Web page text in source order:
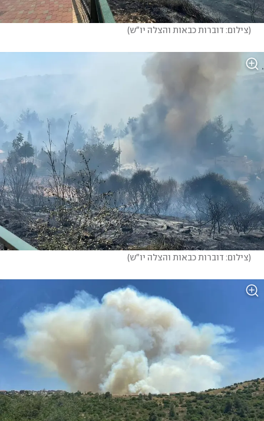
(צילום: דוברות כבאות והצלה יו"ש)
(צילום: דוברות כבאות והצלה יו"ש)